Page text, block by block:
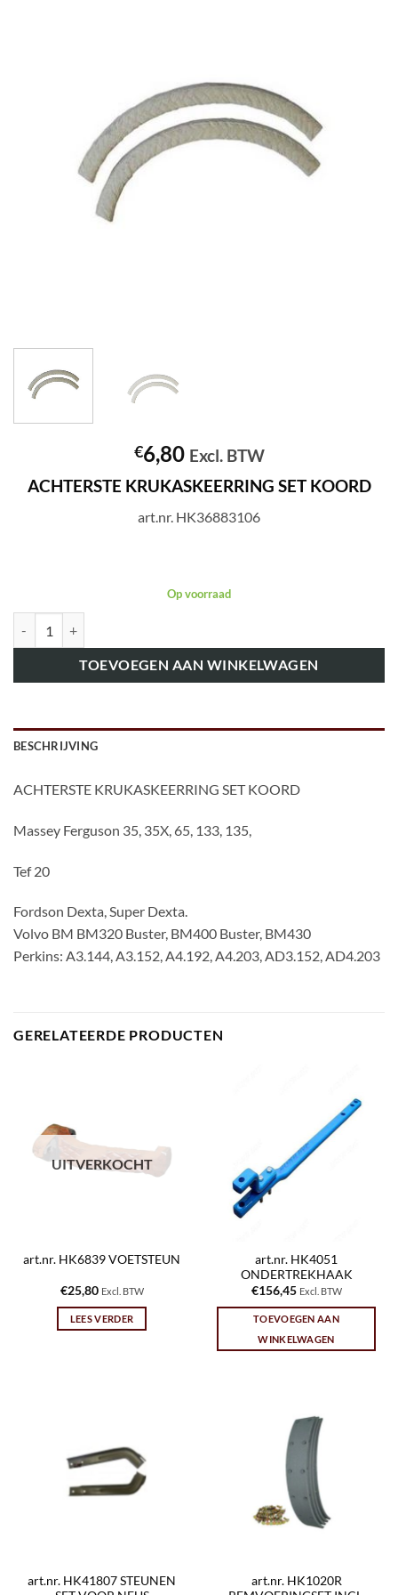
€6,80 Excl. BTW
ACHTERSTE KRUKASKEERRING SET KOORD
art.nr. HK36883106
Op voorraad
TOEVOEGEN AAN WINKELWAGEN
BESCHRIJVING
ACHTERSTE KRUKASKEERRING SET KOORD
Massey Ferguson 35, 35X, 65, 133, 135,
Tef 20
Fordson Dexta, Super Dexta.
Volvo BM BM320 Buster, BM400 Buster, BM430
Perkins: A3.144, A3.152, A4.192, A4.203, AD3.152, AD4.203
GERELATEERDE PRODUCTEN
UITVERKOCHT
art.nr. HK6839 VOETSTEUN
€25,80 Excl. BTW
LEES VERDER
art.nr. HK4051
ONDERTREKHAAK
€156,45 Excl. BTW
TOEVOEGEN AAN
WINKELWAGEN
art.nr. HK41807 STEUNEN
art.nr. HK1020R